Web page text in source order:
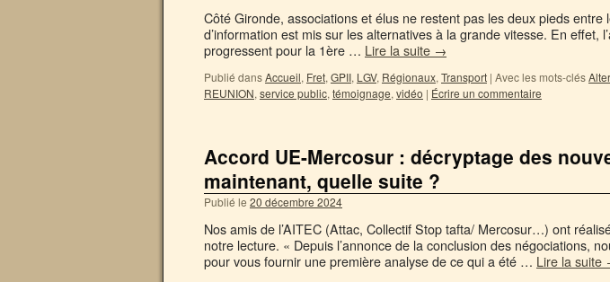
Côté Gironde, associations et élus ne restent pas les deux pieds entre
d’information est mis sur les alternatives à la grande vitesse. En effet,
progressent pour la 1ère … Lire la suite →
Publié dansAccueil, Fret, GPII, LGV, Régionaux, Transport | Avec les mots-clés
REUNION, service public, témoignage, vidéo | Écrire un commentaire
Accord UE-Mercosur : décryptage des
maintenant, quelle suite ?
Publié le 20 décembre 2024
Nos amis de l’AITEC (Attac, Collectif Stop tafta/ Mercosur…) ont
notre lecture. « Depuis l’annonce de la conclusion des négociations,
pour vous fournir une première analyse de ce qui a été … Lire la suite